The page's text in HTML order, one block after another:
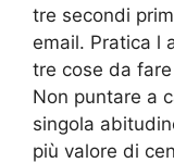
tre secondi
email. Pratica l
tre cose da
Non puntare a
singola
più valore di